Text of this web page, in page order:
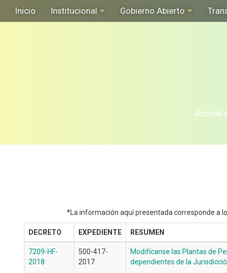
Inicio Institucional Gobierno Abierto
Acceda
*La información aquí presentada corresponde a
DECRETO EXPEDIENTE RESUMEN
7209-HF-
2018
500-417-
2017
Modifícanse las Plantas de
dependientes de la